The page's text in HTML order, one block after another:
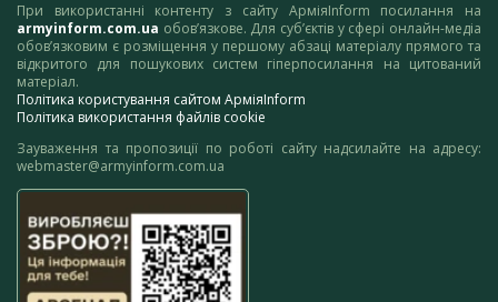
При використанні контенту з сайту АрміяInform посилання на
armyinform.com.ua обов’язкове. Для суб’єктів у сфері онлайн-медіа
обов’язковим є розміщення у першому абзаці матеріалу прямого та
відкритого для пошукових систем гіперпосилання на цитований
матеріал.
Політика користування сайтом АрміяInform
Політика використання файлів cookie
Зауваження та пропозиції по роботі сайту надсилайте на адресу:
webmaster@armyinform.com.ua